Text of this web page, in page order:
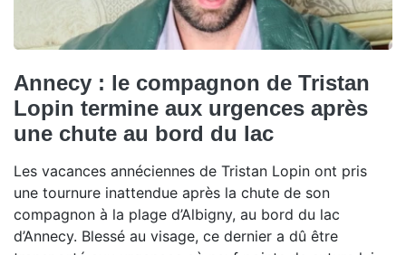
Annecy : le compagnon de Tristan
Lopin termine aux urgences après
une chute au bord du lac
Les vacances annéciennes de Tristan Lopin ont pris
une tournure inattendue après la chute de son
compagnon à la plage d’Albigny, au bord du lac
d’Annecy. Blessé au visage, ce dernier a dû être